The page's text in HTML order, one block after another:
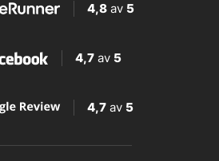
4,8 av 5
4,7 av 5
4,7 av 5